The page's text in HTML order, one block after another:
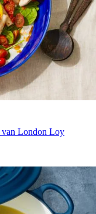
van London Loy